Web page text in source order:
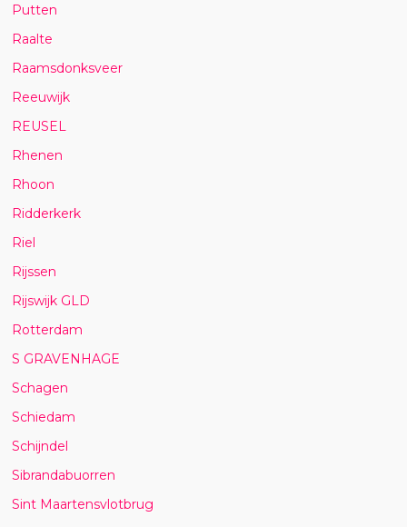
Putten
Raalte
Raamsdonksveer
Reeuwijk
REUSEL
Rhenen
Rhoon
Ridderkerk
Riel
Rijssen
Rijswijk GLD
Rotterdam
S GRAVENHAGE
Schagen
Schiedam
Schijndel
Sibrandabuorren
Sint Maartensvlotbrug